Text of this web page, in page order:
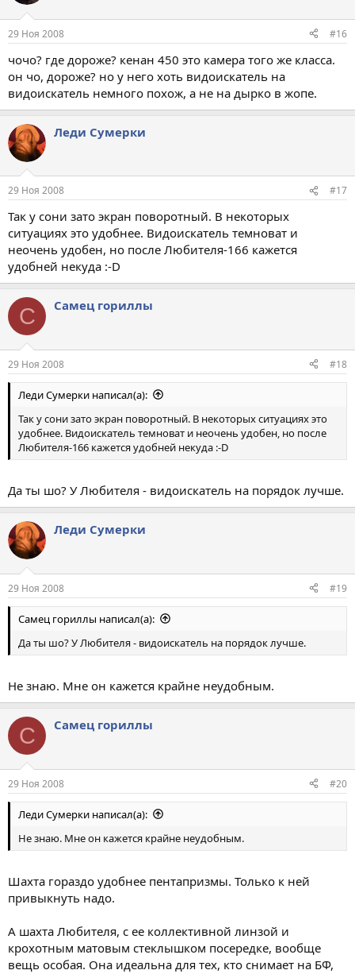
29 Ноя 2008 #16
чочо? где дороже? кенан 450 это камера того же класса.
он чо, дороже? но у него хоть видоискатель на
видоискатель немного похож, а не на дырко в жопе.
Леди Сумерки
29 Ноя 2008 #17
Так у сони зато экран поворотный. В некоторых
ситуациях это удобнее. Видоискатель темноват и
неочень удобен, но после Любителя-166 кажется
удобней некуда :-D
С Самец гориллы
29 Ноя 2008 #18
Леди Сумерки написал(а):
Так у сони зато экран поворотный. В некоторых ситуациях это
удобнее. Видоискатель темноват и неочень удобен, но после
Любителя-166 кажется удобней некуда :-D
Да ты шо? У Любителя - видоискатель на порядок лучше.
Леди Сумерки
29 Ноя 2008 #19
Самец гориллы написал(а):
Да ты шо? У Любителя - видоискатель на порядок лучше.
Не знаю. Мне он кажется крайне неудобным.
С Самец гориллы
29 Ноя 2008 #20
Леди Сумерки написал(а):
Не знаю. Мне он кажется крайне неудобным.
Шахта гораздо удобнее пентапризмы. Только к ней
привыкнуть надо.
А шахта Любителя, с ее коллективной линзой и
крохотным матовым стеклышком посередке, вообще
вещь особая. Она идеальна для тех, кто снимает на БФ,